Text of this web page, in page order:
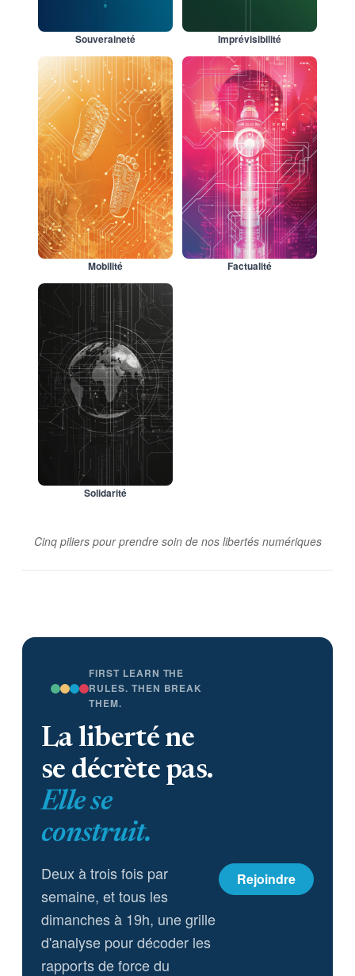
Souveraineté Imprévisibilité
Mobilité Factualité
Solidarité
Cinq piliers pour prendre soin de nos libertés numériques
FIRST LEARN THE
RULES. THEN BREAK
THEM.
La liberté ne
se décrète pas.
Elle se
construit.
Deux à trois fois par
semaine, et tous les
dimanches à 19h, une grille
d'analyse pour décoder les
rapports de force du
Rejoindre